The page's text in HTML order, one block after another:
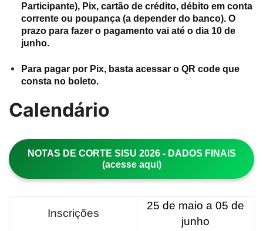
Participante), Pix, cartão de crédito, débito em conta
corrente ou poupança (a depender do banco). O
prazo para fazer o pagamento vai até o dia 10 de
junho.
Para pagar por Pix, basta acessar o QR code que
consta no boleto.
Calendário
NOTAS DE CORTE SISU 2026 - DADOS FINAIS
(acesse aqui)
Inscrições
25 de maio a 05 de
junho